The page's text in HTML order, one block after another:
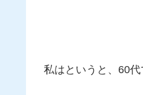
私はというと、60